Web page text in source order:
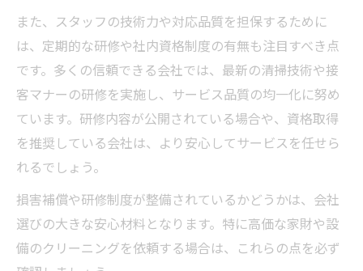
また、スタッフの技術力や対応品質を担保するために
は、定期的な研修や社内資格制度の有無も注目すべき点
です。多くの信頼できる会社では、最新の清掃技術や接
客マナーの研修を実施し、サービス品質の均一化に努め
ています。研修内容が公開されている場合や、資格取得
を推奨している会社は、より安心してサービスを任せら
れるでしょう。
損害補償や研修制度が整備されているかどうかは、会社
選びの大きな安心材料となります。特に高価な家財や設
備のクリーニングを依頼する場合は、これらの点を必ず